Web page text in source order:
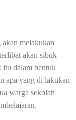
akan melakukan
akan sibuk
itu dalam bentuk
apa yang di lakukan
warga sekolah